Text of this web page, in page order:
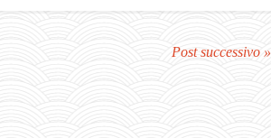
Post successivo »